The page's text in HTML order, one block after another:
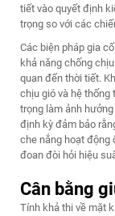
tiết vào quyết định
trọng so với các
Các biện pháp gia
khả năng chống
quan đến thời tiết.
chịu gió và hệ
trọng làm ảnh
định kỳ đảm bảo
che nắng hoạt động
đoan đòi hỏi hiệu
Cân bằng
Tính khả thi về mặt